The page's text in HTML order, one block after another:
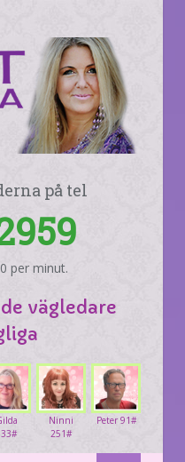
på tel
per minut.
vägledare
Peter 91#
Ninni
251#